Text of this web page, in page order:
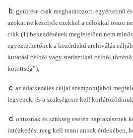
b. gyűjtése csak meghatározott, egyértelmű
azokat ne kezeljék ezekkel a célokkal össze
cikk (1) bekezdésének megfelelően nem
egyeztethetőnek a közérdekű archiválás
kutatási célból vagy statisztikai célból
kötöttség”);
c. az adatkezelés céljai szempontjából
legyenek, és a szükségesre kell
d. ontosnak és szükség esetén naprakésznek
intézkedést meg kell tenni annak érdekében,